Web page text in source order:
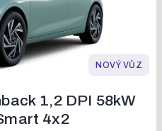
NOVÝ VŮZ
1,2 DPI 58kW
4x2